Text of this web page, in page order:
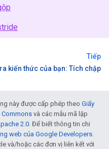
Tiếp
kiến thức của bạn: Tích chập
này được cấp phép theo Giấy
Commons và các mẫu mã lập
2.0. Để biết thông tin chi
web của Google Developers.
và/hoặc các đơn vị liên kết với